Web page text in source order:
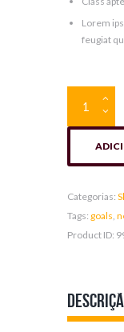
Lorem
feugiat
England
Vapor
Match
quantidade
Categorias:
Tags: goals,
Product ID: